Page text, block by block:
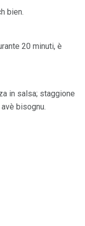
bien.
20 minuti, è
in salsa; staggione
bisognu.